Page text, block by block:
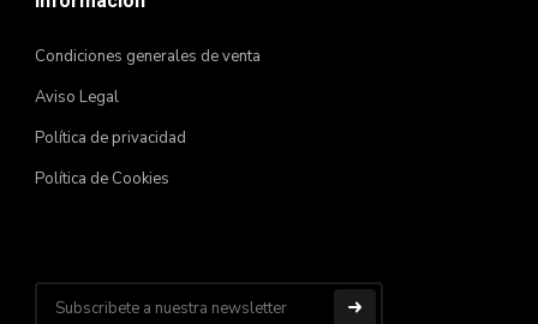
Condiciones generales de venta
Aviso Legal
Política de privacidad
Política de Cookies